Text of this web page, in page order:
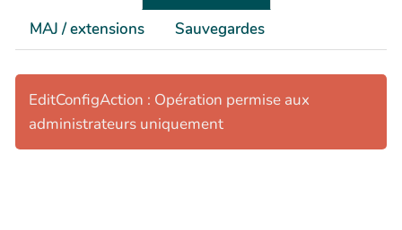
MAJ / extensions
Sauvegardes
EditConfigAction : Opération permise aux
administrateurs uniquement